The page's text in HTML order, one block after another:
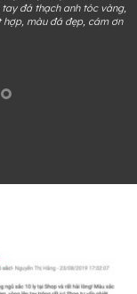
đá thạch anh tóc vàng,
hợp, màu đá đẹp, cám ơn